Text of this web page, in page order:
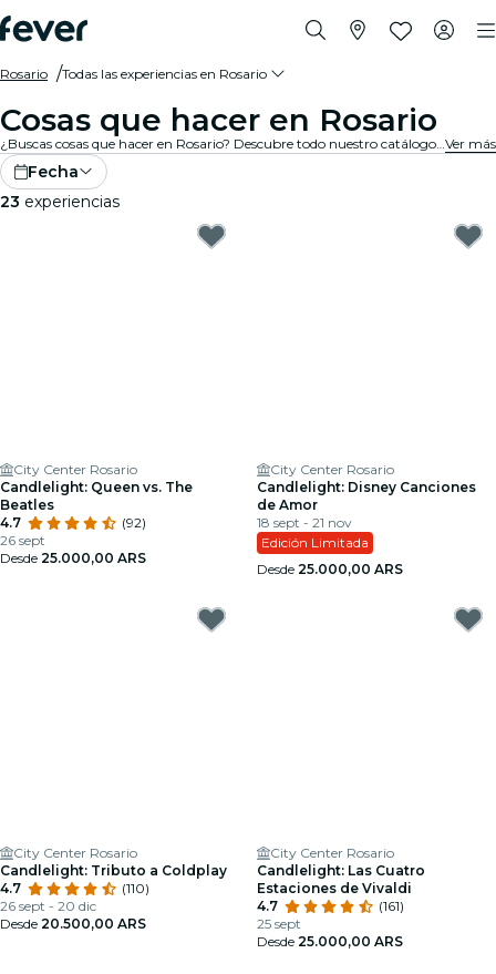
Rosario Todas las experiencias en Rosario
Cosas que hacer en Rosario
¿Buscas cosas que hacer en Rosario? Descubre todo nuestro catálogo y encuentra las mejores experiencias y actividades que hay ahora mismo en la ciudad.Ver más
Fecha
23 experiencias
City Center Rosario
Candlelight: Queen vs. The
Beatles
4.7
(92)
26 sept
Desde 25.000,00 ARS
City Center Rosario
Candlelight: Disney Canciones
de Amor
18 sept - 21 nov
Edición Limitada
Desde 25.000,00 ARS
City Center Rosario
Candlelight: Tributo a Coldplay
4.7
(110)
26 sept - 20 dic
Desde 20.500,00 ARS
City Center Rosario
Candlelight: Las Cuatro
Estaciones de Vivaldi
4.7
(161)
25 sept
Desde 25.000,00 ARS